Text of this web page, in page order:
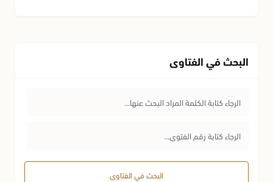
البحث في الفتاوى
البحث في الفتاوى